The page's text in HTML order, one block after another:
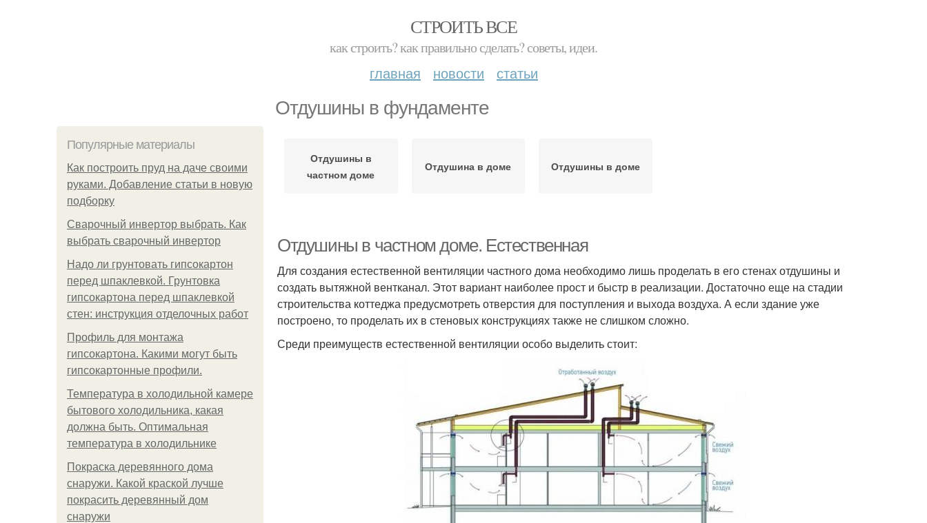
СТРОИТЬ ВСЕ
как строить? как правильно сделать? советы, идеи.
главная новости статьи
Отдушины в фундаменте
Популярные материалы
Как построить пруд на даче своими
руками. Добавление статьи в новую
подборку
Сварочный инвертор выбрать. Как
выбрать сварочный инвертор
Надо ли грунтовать гипсокартон
перед шпаклевкой. Грунтовка
гипсокартона перед шпаклевкой
стен: инструкция отделочных работ
Профиль для монтажа
гипсокартона. Какими могут быть
гипсокартонные профили.
Температура в холодильной камере
бытового холодильника, какая
должна быть. Оптимальная
температура в холодильнике
Покраска деревянного дома
снаружи. Какой краской лучше
покрасить деревянный дом
снаружи
Отдушины в
частном доме
Отдушина в доме Отдушины в доме
Отдушины в частном доме. Естественная
Для создания естественной вентиляции частного дома необходимо лишь проделать в его стенах отдушины и
создать вытяжной вентканал. Этот вариант наиболее прост и быстр в реализации. Достаточно еще на стадии
строительства коттеджа предусмотреть отверстия для поступления и выхода воздуха. А если здание уже
построено, то проделать их в стеновых конструкциях также не слишком сложно.
Среди преимуществ естественной вентиляции особо выделить стоит: